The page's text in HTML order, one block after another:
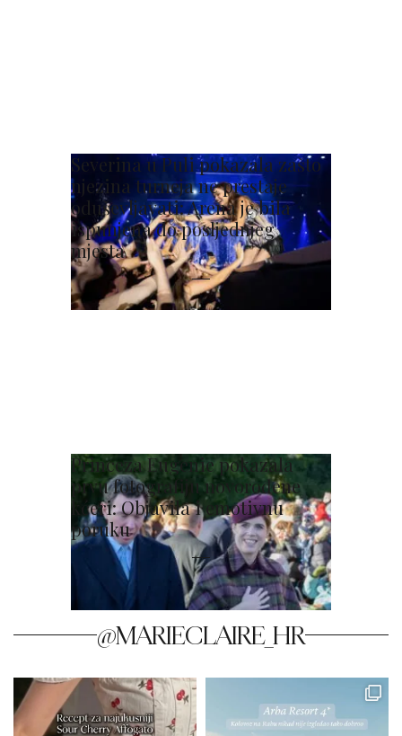
Severina u Puli pokazala zašto
njezina turneja ne prestaje
oduševljavati: Arena je bila
ispunjena do posljednjeg
mjesta
Princeza Eugenie pokazala
prvu fotografiju novorođene
kćeri: Objavila i emotivnu
poruku
@MARIECLAIRE_HR